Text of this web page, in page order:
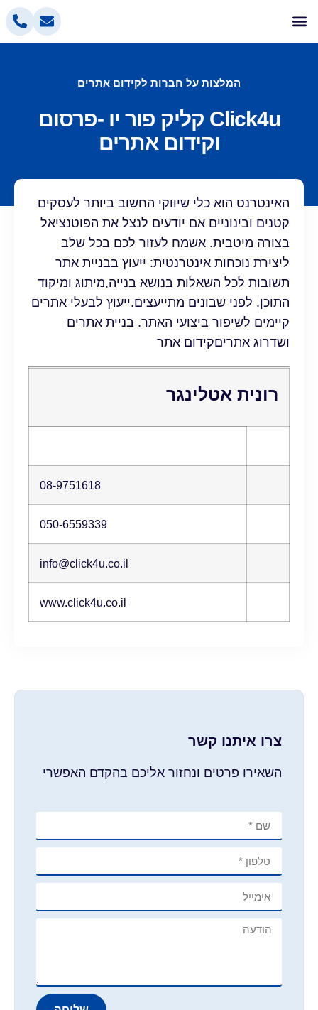
המלצות על חברות לקידום אתרים
Click4u קליק פור יו -פרסום
וקידום אתרים
האינטרנט הוא כלי שיווקי החשוב ביותר לעסקים
קטנים ובינוניים אם יודעים לנצל את הפוטנציאל
בצורה מיטבית. אשמח לעזור לכם בכל שלב
ליצירת נוכחות אינטרנטית: ייעוץ בבניית אתר
תשובות לכל השאלות בנושא בנייה,מיתוג ומיקוד
התוכן. לפני שבונים מתייעצים.ייעוץ לבעלי אתרים
קיימים לשיפור ביצועי האתר. בניית אתרים
ושדרוג אתריםקידום אתר
רונית אטלינגר
08-9751618
050-6559339
info@click4u.co.il
www.click4u.co.il
צרו איתנו קשר
השאירו פרטים ונחזור אליכם בהקדם האפשרי